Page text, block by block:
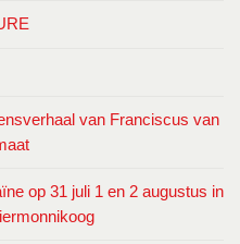
van Franciscus van
op 31 juli 1 en 2 augustus in